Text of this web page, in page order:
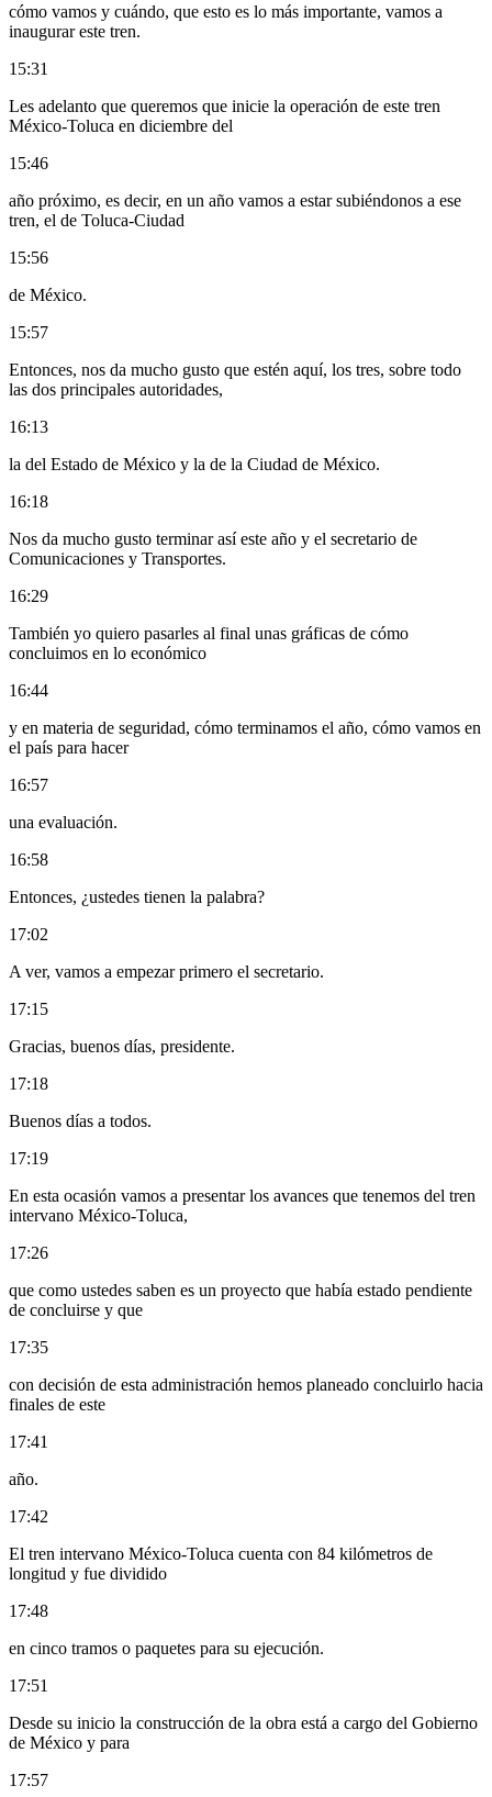
cómo vamos y cuándo, que esto es lo más importante, vamos a
inaugurar este tren.
15:31
Les adelanto que queremos que inicie la operación de este tren
México-Toluca en diciembre del
15:46
año próximo, es decir, en un año vamos a estar subiéndonos a ese
tren, el de Toluca-Ciudad
15:56
de México.
15:57
Entonces, nos da mucho gusto que estén aquí, los tres, sobre todo
las dos principales autoridades,
16:13
la del Estado de México y la de la Ciudad de México.
16:18
Nos da mucho gusto terminar así este año y el secretario de
Comunicaciones y Transportes.
16:29
También yo quiero pasarles al final unas gráficas de cómo
concluimos en lo económico
16:44
y en materia de seguridad, cómo terminamos el año, cómo vamos en
el país para hacer
16:57
una evaluación.
16:58
Entonces, ¿ustedes tienen la palabra?
17:02
A ver, vamos a empezar primero el secretario.
17:15
Gracias, buenos días, presidente.
17:18
Buenos días a todos.
17:19
En esta ocasión vamos a presentar los avances que tenemos del tren
intervano México-Toluca,
17:26
que como ustedes saben es un proyecto que había estado pendiente
de concluirse y que
17:35
con decisión de esta administración hemos planeado concluirlo hacia
finales de este
17:41
año.
17:42
El tren intervano México-Toluca cuenta con 84 kilómetros de
longitud y fue dividido
17:48
en cinco tramos o paquetes para su ejecución.
17:51
Desde su inicio la construcción de la obra está a cargo del Gobierno
de México y para
17:57